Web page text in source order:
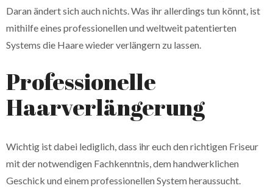
Daran ändert sich auch nichts. Was ihr allerdings tun könnt, ist
mithilfe eines professionellen und weltweit patentierten
Systems die Haare wieder verlängern zu lassen.
Professionelle
Haarverlängerung
Wichtig ist dabei lediglich, dass ihr euch den richtigen Friseur
mit der notwendigen Fachkenntnis, dem handwerklichen
Geschick und einem professionellen System heraussucht.